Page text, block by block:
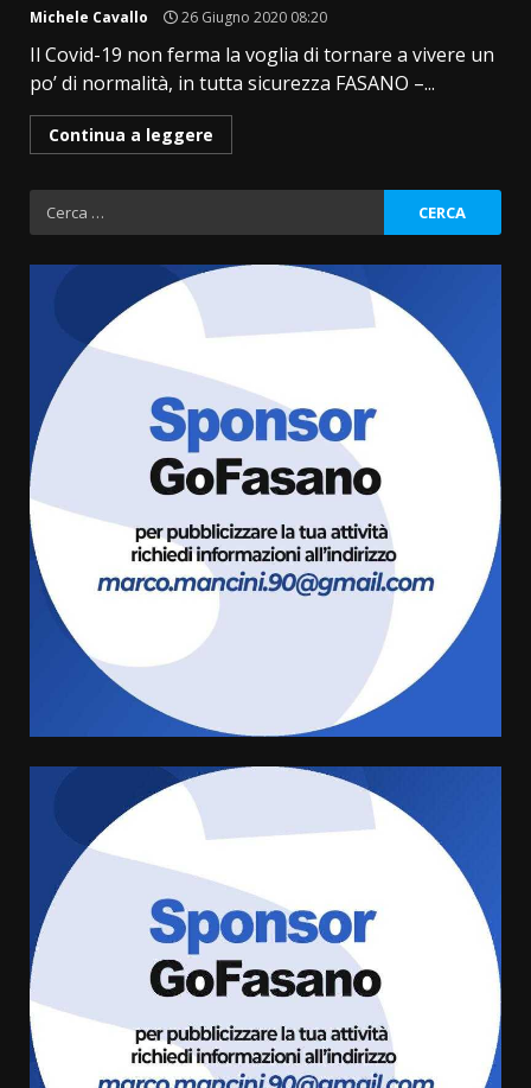
Michele Cavallo 26 Giugno 2020 08:20
Il Covid-19 non ferma la voglia di tornare a vivere un
po’ di normalità, in tutta sicurezza FASANO –...
Continua a leggere
Ricerca
per:
La magia del Minareto e la prima
assoluta de “L’Albergo
Belvedere. Il rapimento”
6 Agosto 2026 06:15
Serie D, l’Us Fasano è escluso
dal campionato
Truffatori in azione nelle
frazioni fasanesi
5 Agosto 2026 11:03
Residenti di Savelletri scrivono
al Prefetto: “Noi cittadini di
serie B”
5 Agosto 2026 06:15
A Savelletri torna la Sagra del
Pesce Spada: appuntamento a